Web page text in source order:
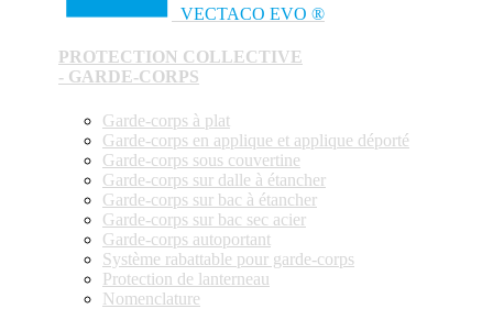
VECTACO EVO ®
PROTECTION COLLECTIVE
- GARDE-CORPS
Garde-corps à plat
Garde-corps en applique et applique déporté
Garde-corps sous couvertine
Garde-corps sur dalle à étancher
Garde-corps sur bac à étancher
Garde-corps sur bac sec acier
Garde-corps autoportant
Système rabattable pour garde-corps
Protection de lanterneau
Nomenclature